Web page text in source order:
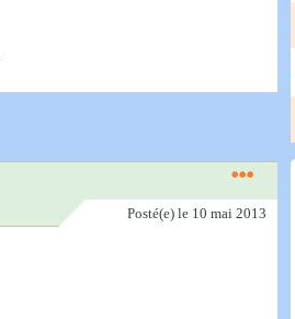
Posté(e) le 10 mai 2013